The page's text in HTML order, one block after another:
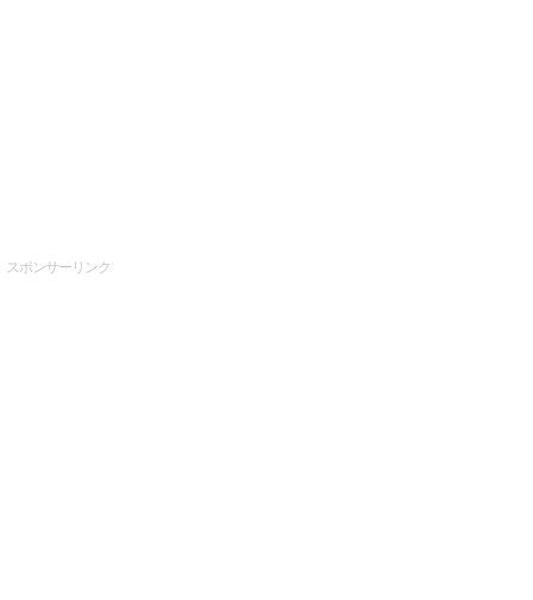
スポンサーリンク